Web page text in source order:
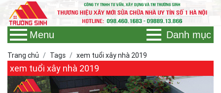
Danh mục
Menu
Trang chủ Tags xem tuổi xây nhà 2019
xem tuổi xây nhà 2019